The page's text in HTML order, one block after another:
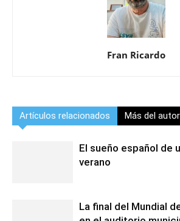
Fran Ricardo
Artículos relacionados Más del autor
El sueño español de
verano
La final del Mundial